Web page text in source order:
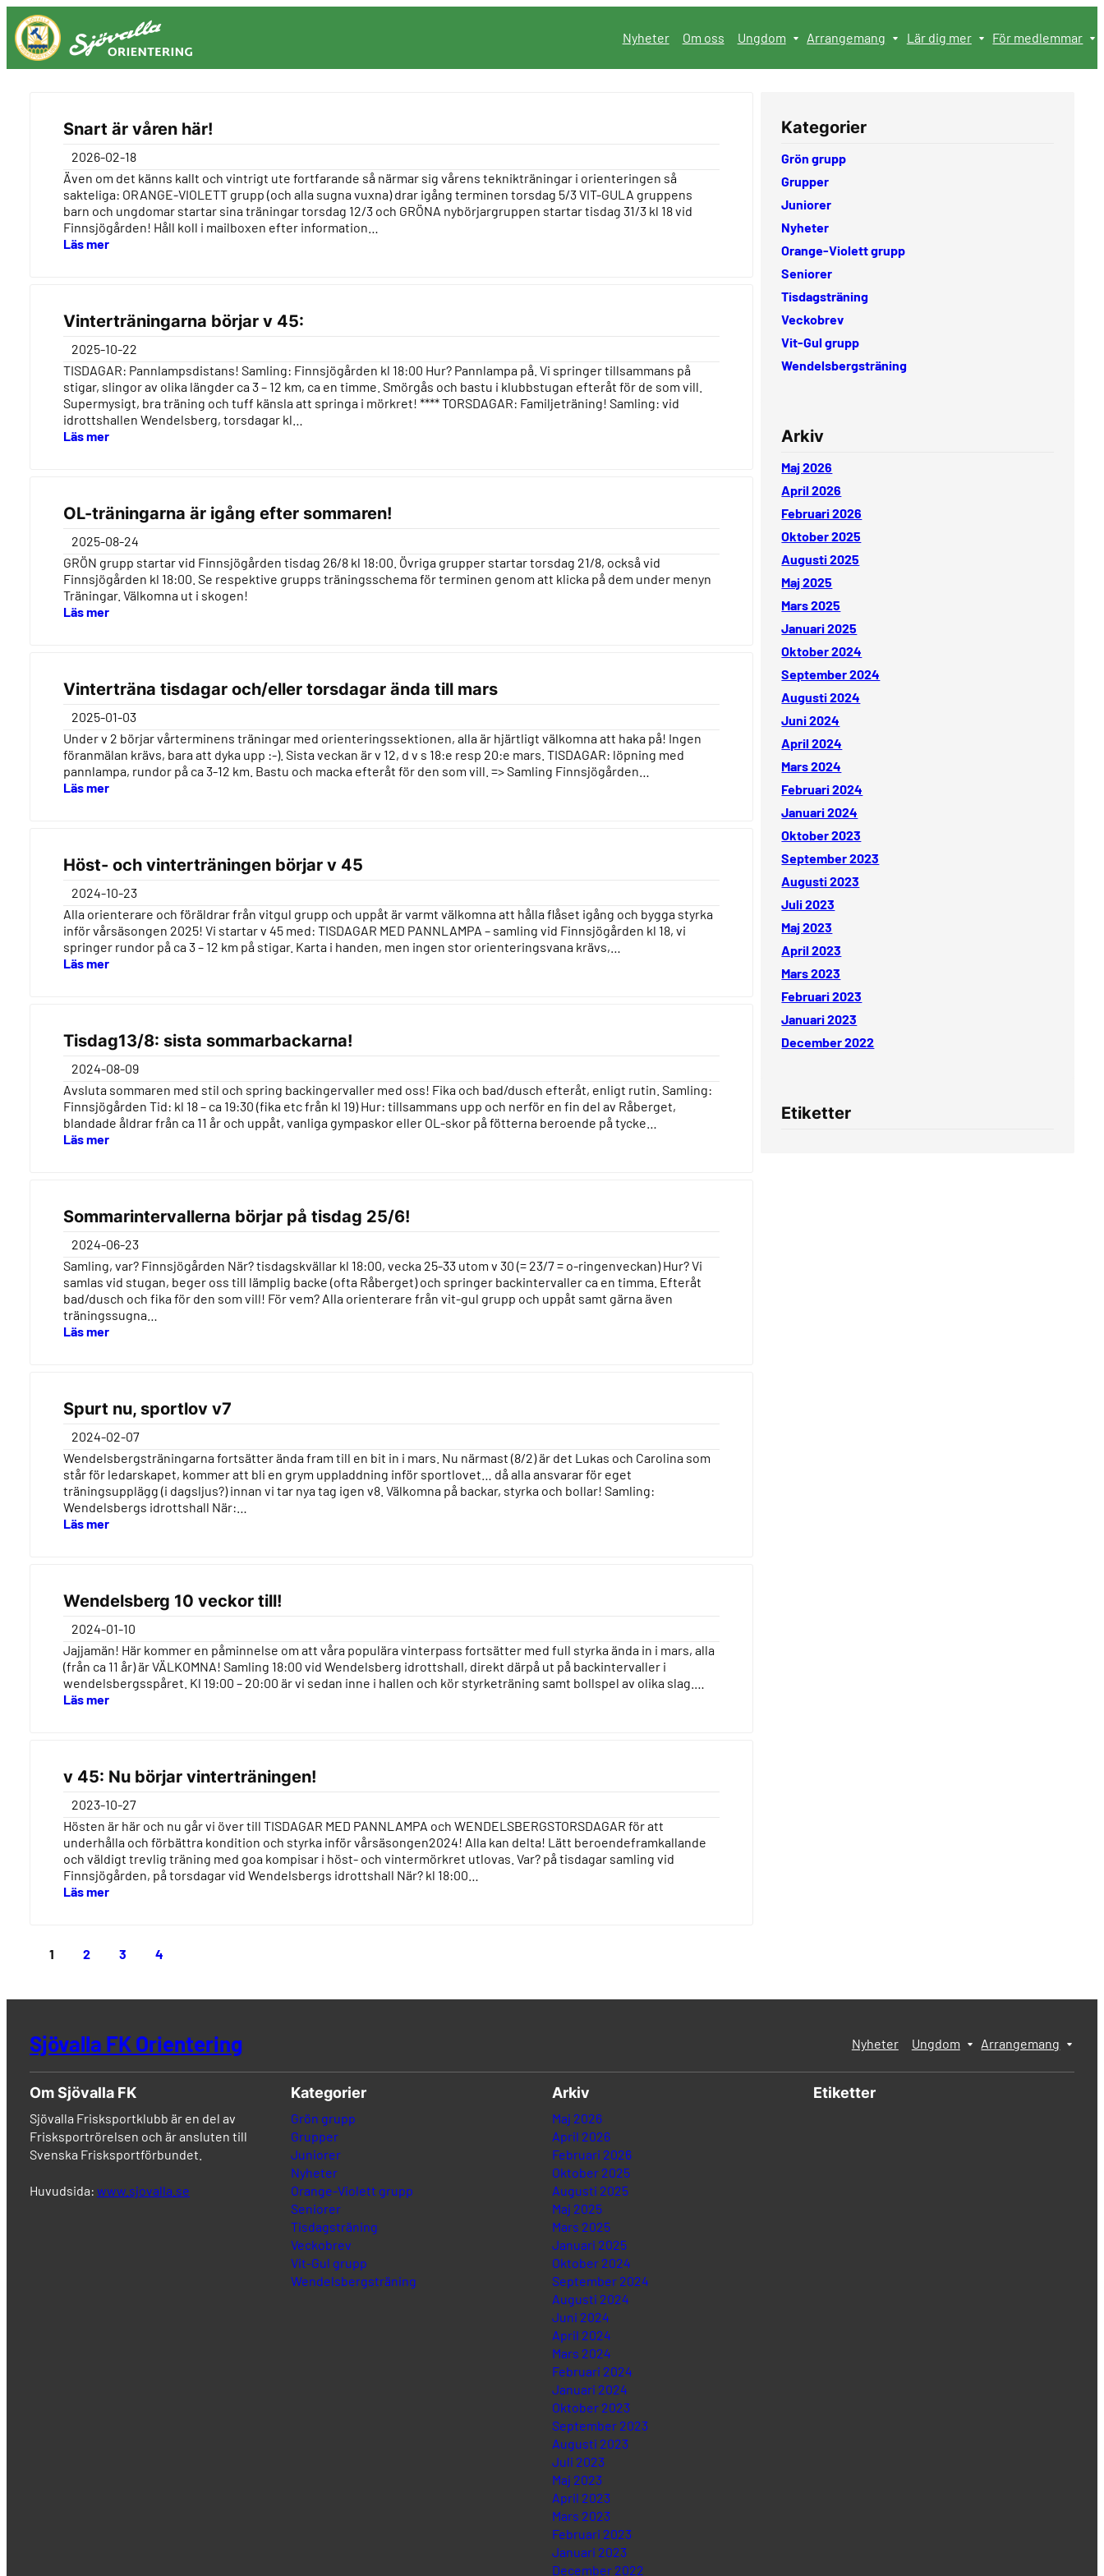
Hoppa
till
innehåll
Nyheter Om oss Ungdom Arrangemang Lär dig mer För medlemmar
Snart är våren här!
2026-02-18
Även om det känns kallt och vintrigt ute fortfarande så närmar sig vårens teknikträningar i orienteringen så
sakteliga: ORANGE-VIOLETT grupp (och alla sugna vuxna) drar igång terminen torsdag 5/3 VIT-GULA gruppens
barn och ungdomar startar sina träningar torsdag 12/3 och GRÖNA nybörjargruppen startar tisdag 31/3 kl 18 vid
Finnsjögården! Håll koll i mailboxen efter information…
Läs mer
Vinterträningarna börjar v 45:
2025-10-22
TISDAGAR: Pannlampsdistans! Samling: Finnsjögården kl 18:00 Hur? Pannlampa på. Vi springer tillsammans på
stigar, slingor av olika längder ca 3 – 12 km, ca en timme. Smörgås och bastu i klubbstugan efteråt för de som vill.
Supermysigt, bra träning och tuff känsla att springa i mörkret! **** TORSDAGAR: Familjeträning! Samling: vid
idrottshallen Wendelsberg, torsdagar kl…
Läs mer
OL-träningarna är igång efter sommaren!
2025-08-24
GRÖN grupp startar vid Finnsjögården tisdag 26/8 kl 18:00. Övriga grupper startar torsdag 21/8, också vid
Finnsjögården kl 18:00. Se respektive grupps träningsschema för terminen genom att klicka på dem under menyn
Träningar. Välkomna ut i skogen!
Läs mer
Vinterträna tisdagar och/eller torsdagar ända till mars
2025-01-03
Under v 2 börjar vårterminens träningar med orienteringssektionen, alla är hjärtligt välkomna att haka på! Ingen
föranmälan krävs, bara att dyka upp :-). Sista veckan är v 12, d v s 18:e resp 20:e mars. TISDAGAR: löpning med
pannlampa, rundor på ca 3-12 km. Bastu och macka efteråt för den som vill. => Samling Finnsjögården…
Läs mer
Höst- och vinterträningen börjar v 45
2024-10-23
Alla orienterare och föräldrar från vitgul grupp och uppåt är varmt välkomna att hålla flåset igång och bygga styrka
inför vårsäsongen 2025! Vi startar v 45 med: TISDAGAR MED PANNLAMPA – samling vid Finnsjögården kl 18, vi
springer rundor på ca 3 – 12 km på stigar. Karta i handen, men ingen stor orienteringsvana krävs,…
Läs mer
Tisdag13/8: sista sommarbackarna!
2024-08-09
Avsluta sommaren med stil och spring backingervaller med oss! Fika och bad/dusch efteråt, enligt rutin. Samling:
Finnsjögården Tid: kl 18 – ca 19:30 (fika etc från kl 19) Hur: tillsammans upp och nerför en fin del av Råberget,
blandade åldrar från ca 11 år och uppåt, vanliga gympaskor eller OL-skor på fötterna beroende på tycke…
Läs mer
Sommarintervallerna börjar på tisdag 25/6!
2024-06-23
Samling, var? Finnsjögården När? tisdagskvällar kl 18:00, vecka 25-33 utom v 30 (= 23/7 = o-ringenveckan) Hur? Vi
samlas vid stugan, beger oss till lämplig backe (ofta Råberget) och springer backintervaller ca en timma. Efteråt
bad/dusch och fika för den som vill! För vem? Alla orienterare från vit-gul grupp och uppåt samt gärna även
träningssugna…
Läs mer
Spurt nu, sportlov v7
2024-02-07
Wendelsbergsträningarna fortsätter ända fram till en bit in i mars. Nu närmast (8/2) är det Lukas och Carolina som
står för ledarskapet, kommer att bli en grym uppladdning inför sportlovet… då alla ansvarar för eget
träningsupplägg (i dagsljus?) innan vi tar nya tag igen v8. Välkomna på backar, styrka och bollar! Samling:
Wendelsbergs idrottshall När:…
Läs mer
Wendelsberg 10 veckor till!
2024-01-10
Jajjamän! Här kommer en påminnelse om att våra populära vinterpass fortsätter med full styrka ända in i mars, alla
(från ca 11 år) är VÄLKOMNA! Samling 18:00 vid Wendelsberg idrottshall, direkt därpå ut på backintervaller i
wendelsbergsspåret. Kl 19:00 – 20:00 är vi sedan inne i hallen och kör styrketräning samt bollspel av olika slag.…
Läs mer
v 45: Nu börjar vinterträningen!
2023-10-27
Hösten är här och nu går vi över till TISDAGAR MED PANNLAMPA och WENDELSBERGSTORSDAGAR för att
underhålla och förbättra kondition och styrka inför vårsäsongen2024! Alla kan delta! Lätt beroendeframkallande
och väldigt trevlig träning med goa kompisar i höst- och vintermörkret utlovas. Var? på tisdagar samling vid
Finnsjögården, på torsdagar vid Wendelsbergs idrottshall När? kl 18:00…
Läs mer
1 2 3 4
Kategorier
Grön grupp
Grupper
Juniorer
Nyheter
Orange-Violett grupp
Seniorer
Tisdagsträning
Veckobrev
Vit-Gul grupp
Wendelsbergsträning
Arkiv
Maj 2026
April 2026
Februari 2026
Oktober 2025
Augusti 2025
Maj 2025
Mars 2025
Januari 2025
Oktober 2024
September 2024
Augusti 2024
Juni 2024
April 2024
Mars 2024
Februari 2024
Januari 2024
Oktober 2023
September 2023
Augusti 2023
Juli 2023
Maj 2023
April 2023
Mars 2023
Februari 2023
Januari 2023
December 2022
Etiketter
Sjövalla FK Orientering Nyheter Ungdom Arrangemang
Om Sjövalla FK
Sjövalla Frisksportklubb är en del av
Frisksportrörelsen och är ansluten till
Svenska Frisksportförbundet.
Huvudsida: www.sjovalla.se
Kategorier
Grön grupp
Grupper
Juniorer
Nyheter
Orange-Violett grupp
Seniorer
Tisdagsträning
Veckobrev
Vit-Gul grupp
Wendelsbergsträning
Arkiv
Maj 2026
April 2026
Februari 2026
Oktober 2025
Augusti 2025
Maj 2025
Mars 2025
Januari 2025
Oktober 2024
September 2024
Augusti 2024
Juni 2024
April 2024
Mars 2024
Februari 2024
Januari 2024
Oktober 2023
September 2023
Augusti 2023
Juli 2023
Maj 2023
April 2023
Mars 2023
Februari 2023
Januari 2023
December 2022
Etiketter